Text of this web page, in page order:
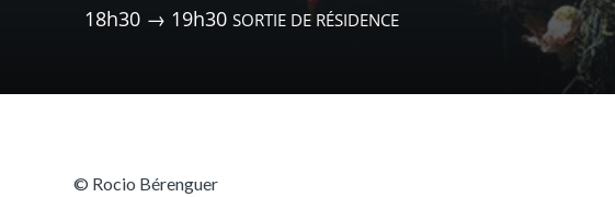
18h30 → 19h30SORTIE DE RÉSIDENCE
© Rocio Bérenguer